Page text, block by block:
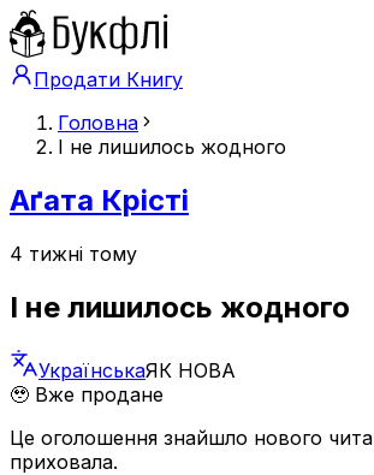
Продати Книгу
Головна
І не лишилось жодного
Аґата Крісті
4 тижні тому
І не лишилось жодного
УкраїнськаЯК НОВА
🥹 Вже продане
Це оголошення знайшло нового
приховала.